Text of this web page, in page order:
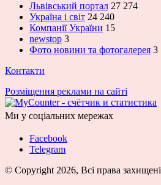
Львівський портал 27 274
Україна і світ 24 240
Компанії України 15
newstop 3
Фото новини та фотогалерея 3
Контакти
Розміщення реклами на сайті
Ми у соціальних мережах
Facebook
Telegram
© Copyright 2026, Всі права захищені